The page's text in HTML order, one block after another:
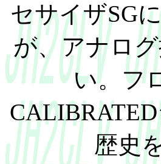
セサイザSG
が、アナロ
い。フ
歴史